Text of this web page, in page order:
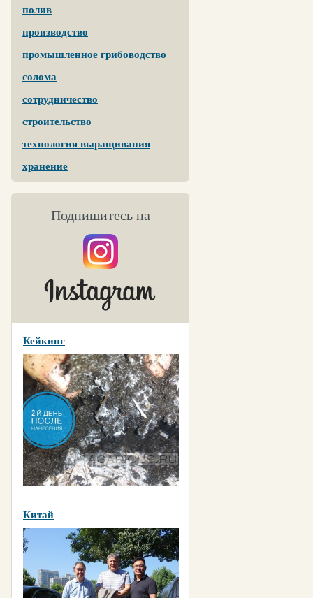
полив
производство
промышленное грибоводство
солома
сотрудничество
строительство
технология выращивания
хранение
Подпишитесь на
Кейкинг
Китай